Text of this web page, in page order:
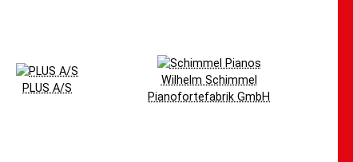
PLUS A/S
Wilhelm Schimmel
Pianofortefabrik GmbH